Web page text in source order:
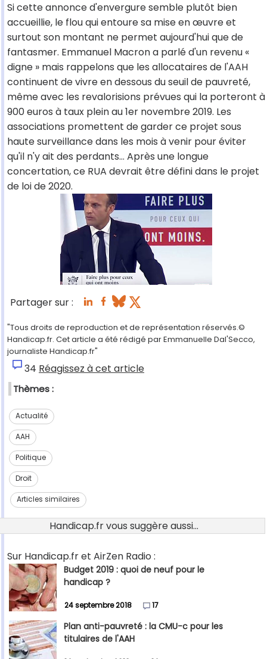
Si cette annonce d'envergure semble plutôt bien
accueillie, le flou qui entoure sa mise en œuvre et
surtout son montant ne permet aujourd'hui que de
fantasmer. Emmanuel Macron a parlé d'un revenu «
digne » mais rappelons que les allocataires de l'AAH
continuent de vivre en dessous du seuil de pauvreté,
même avec les revalorisions prévues qui la porteront à
900 euros à taux plein au 1er novembre 2019. Les
associations promettent de garder ce projet sous
haute surveillance dans les mois à venir pour éviter
qu'il n'y ait des perdants… Après une longue
concertation, ce RUA devrait être défini dans le projet
de loi de 2020.
Partager sur :
"Tous droits de reproduction et de représentation réservés.©
Handicap.fr. Cet article a été rédigé par Emmanuelle Dal'Secco,
journaliste Handicap.fr"
34 Réagissez à cet article
Thèmes :
Actualité
AAH
Politique
Droit
Articles similaires
Handicap.fr vous suggère aussi...
Sur Handicap.fr et AirZen Radio :
Budget 2019 : quoi de neuf pour le
handicap ?
24 septembre 2018 17
Plan anti-pauvreté : la CMU-c pour les
titulaires de l'AAH